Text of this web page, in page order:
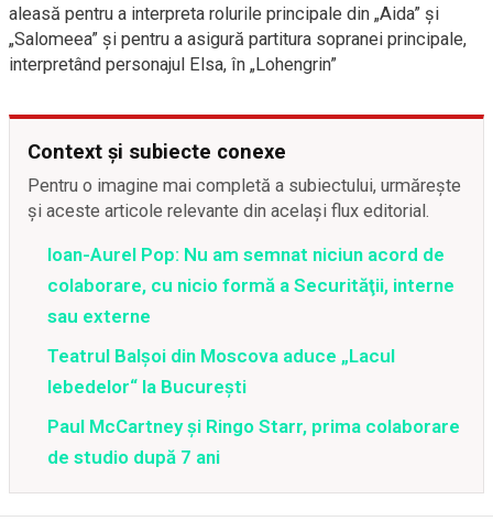
aleasă pentru a interpreta rolurile principale din „Aida” și
„Salomeea” și pentru a asigură partitura sopranei principale,
interpretând personajul Elsa, în „Lohengrin”
Context și subiecte conexe
Pentru o imagine mai completă a subiectului, urmărește
și aceste articole relevante din același flux editorial.
Ioan-Aurel Pop: Nu am semnat niciun acord de
colaborare, cu nicio formă a Securităţii, interne
sau externe
Teatrul Balşoi din Moscova aduce „Lacul
lebedelor“ la Bucureşti
Paul McCartney și Ringo Starr, prima colaborare
de studio după 7 ani